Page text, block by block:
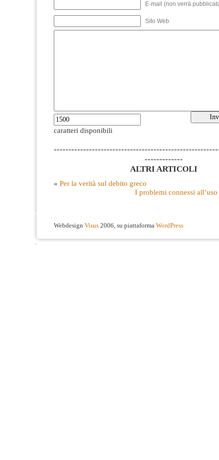
E-mail (non verrà
Sito Web
caratteri disponibili
-------------
ALTRI ARTICOLI
« Per la verità sul debito greco
I problemi connessi
Webdesign Visus 2006, su piattaforma WordPress